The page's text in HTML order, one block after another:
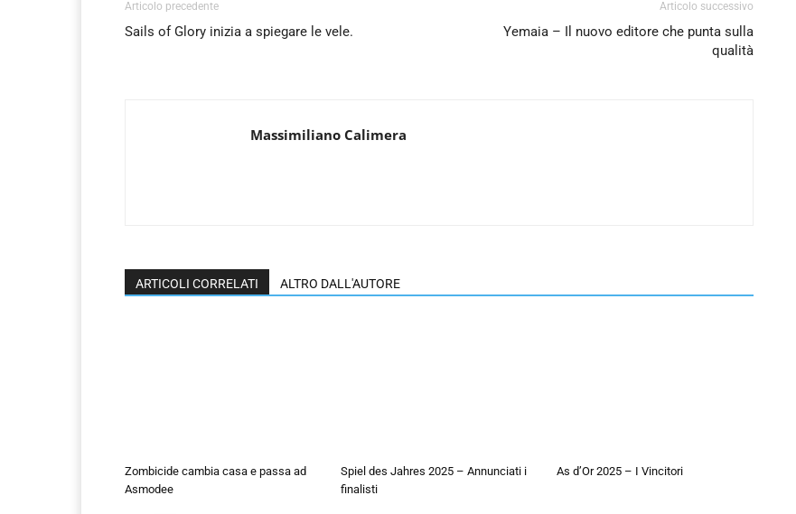
Articolo precedente
Sails of Glory inizia a spiegare le vele.
Articolo successivo
Yemaia – Il nuovo editore che punta sulla
qualità
Massimiliano Calimera
ARTICOLI CORRELATI ALTRO DALL'AUTORE
Zombicide cambia casa e passa ad
Asmodee
Spiel des Jahres 2025 – Annunciati i
finalisti
As d’Or 2025 – I Vincitori